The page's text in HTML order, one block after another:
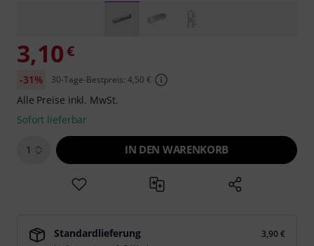
3,10€
-31% 30-Tage-Bestpreis: 4,50 €
Alle Preise inkl. MwSt.
Sofort lieferbar
1 IN DEN WARENKORB
Standardlieferung
3,90 €